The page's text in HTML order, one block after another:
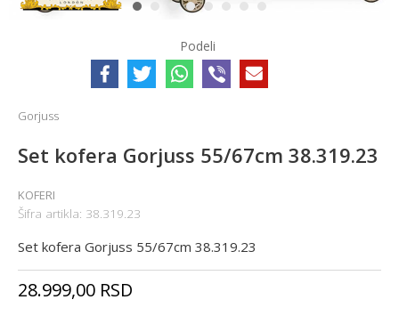
1 2 3 4 5 6 7 8
Podeli
Gorjuss
Set kofera Gorjuss 55/67cm 38.319.23
KOFERI
Šifra artikla: 38.319.23
Set kofera Gorjuss 55/67cm 38.319.23
28.999,00 RSD